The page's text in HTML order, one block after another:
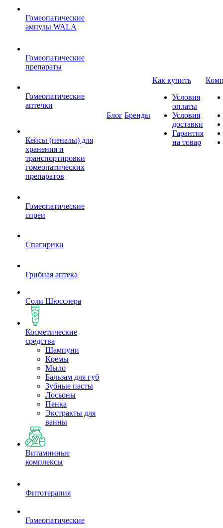
Гомеопатические
ампулы WALA
Гомеопатические
препараты
Гомеопатические
аптечки
Кейсы (пеналы) для
хранения и
транспортировки
гомеопатических
препаратов
Гомеопатические
спреи
Спагирики
Грибная аптека
Соли Шюсслера
Косметические
средства
Шампуни
Кремы
Мыло
Бальзам для губ
Зубные пасты
Лосьоны
Пенка
Экстракты для
ванны
Витаминные
комплексы
Фитотерапия
Гомеопатические
Блог Бренды
Как купить
Условия
оплаты
Условия
доставки
Гарантия
на товар